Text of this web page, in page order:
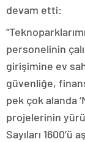
devam etti:
personelinin
girişimine ev
güvenliğe,
pek çok alanda
projelerinin
Sayıları